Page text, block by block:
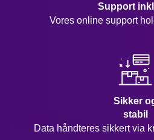
Support
Vores online support
Sikker
stabil
Data håndteres sikkert via